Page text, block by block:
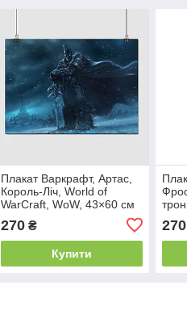
Плакат Варкрафт, Артас,
Король-Ліч, World of
WarCraft, WoW, 43×60 см
270₴
Купити
270